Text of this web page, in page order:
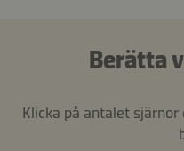
Berätta
Klicka på antalet